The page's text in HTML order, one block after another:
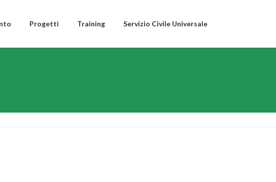
Progetti Training Servizio Civile Universale